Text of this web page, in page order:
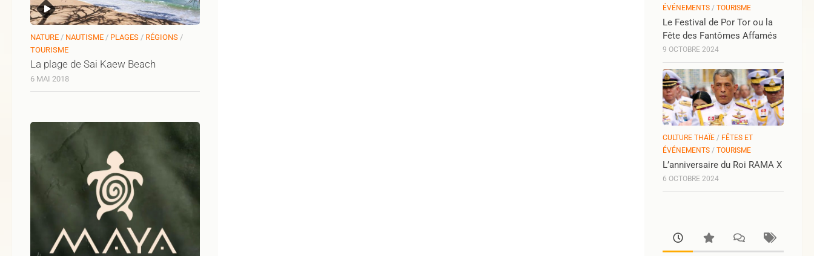
NATURE / NAUTISME / PLAGES / RÉGIONS /
TOURISME
La plage de Sai Kaew Beach
6 MAI 2018
ÉVÉNEMENTS / TOURISME
Le Festival de Por Tor ou la
Fête des Fantômes Affamés
9 OCTOBRE 2024
CULTURE THAÏE / FÊTES ET
ÉVÉNEMENTS / TOURISME
L’anniversaire du Roi RAMA X
6 OCTOBRE 2024